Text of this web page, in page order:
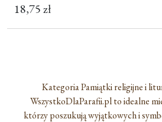
18,75zł
Kategoria Pamiątki religijne i
WszystkoDlaParafii.pl to idealne
którzy poszukują wyjątkowych i